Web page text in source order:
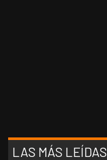
LAS MÁS LEÍDAS